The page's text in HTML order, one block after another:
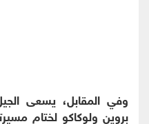
وفي المقابل، يسعى
بروين ولوكاكو لختام